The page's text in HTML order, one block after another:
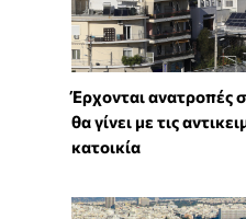
Έρχονται ανατροπές
θα γίνει με τις
κατοικία